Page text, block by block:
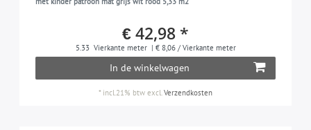
€ 42,98 *
5.33 Vierkante meter | € 8,06 / Vierkante meter
In de winkelwagen
* incl.21% btw excl. Verzendkosten